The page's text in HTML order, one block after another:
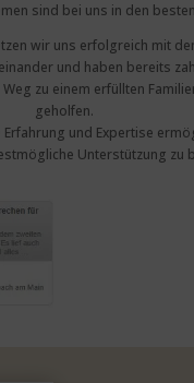
sind bei uns in den
wir uns erfolgreich mit
und haben bereits
zu einem erfüllten
geholfen.
und Expertise
Unterstützung zu